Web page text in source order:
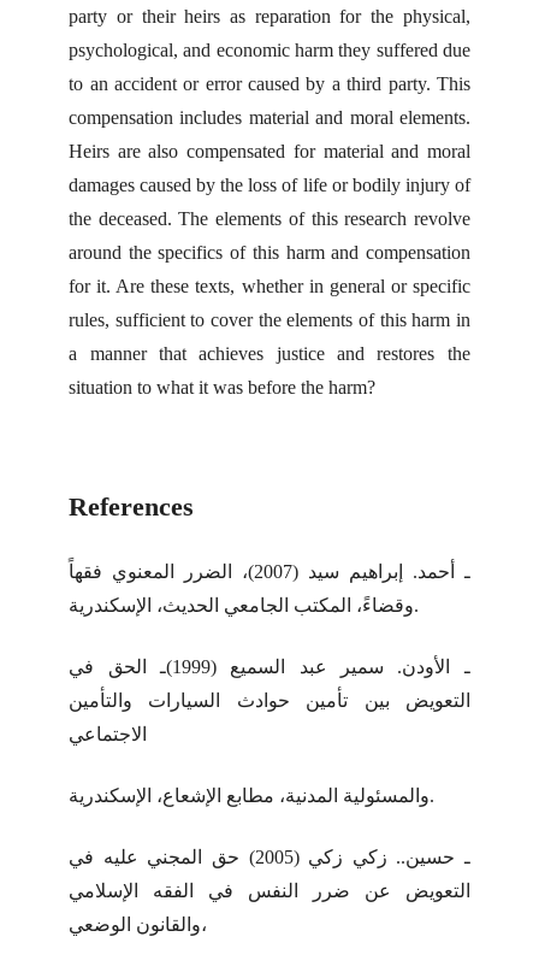
party or their heirs as reparation for the physical,
psychological, and economic harm they suffered due
to an accident or error caused by a third party. This
compensation includes material and moral elements.
Heirs are also compensated for material and moral
damages caused by the loss of life or bodily injury of
the deceased. The elements of this research revolve
around the specifics of this harm and compensation
for it. Are these texts, whether in general or specific
rules, sufficient to cover the elements of this harm in
a manner that achieves justice and restores the
situation to what it was before the harm?
References
ـ أحمد. إبراهيم سيد (2007)، الضرر المعنوي فقهاً
وقضاءً، المكتب الجامعي الحديث، الإسكندرية.
ـ الأودن. سمير عبد السميع (1999)ـ الحق في
التعويض بين تأمين حوادث السيارات والتأمين
الاجتماعي
والمسئولية المدنية، مطابع الإشعاع، الإسكندرية.
ـ حسين.. زكي زكي (2005) حق المجني عليه في
التعويض عن ضرر النفس في الفقه الإسلامي
والقانون الوضعي،